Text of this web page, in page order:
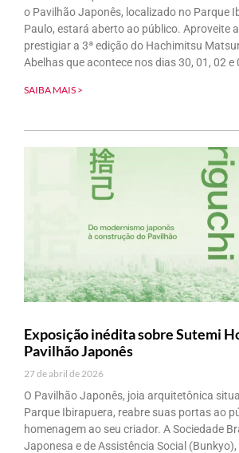
o Pavilhão Japonês, localizado no Parque
Paulo, estará aberto ao público. Aproveite
prestigiar a 3ª edição do Hachimitsu
Abelhas que acontece nos dias 30, 01, 02 e
SAIBA MAIS >
Exposição inédita sobre Sutemi
Pavilhão Japonês
27 de abril de 2026
O Pavilhão Japonês, joia arquitetônica
Parque Ibirapuera, reabre suas portas ao
homenagem ao seu criador. A Sociedade
Japonesa e de Assistência Social